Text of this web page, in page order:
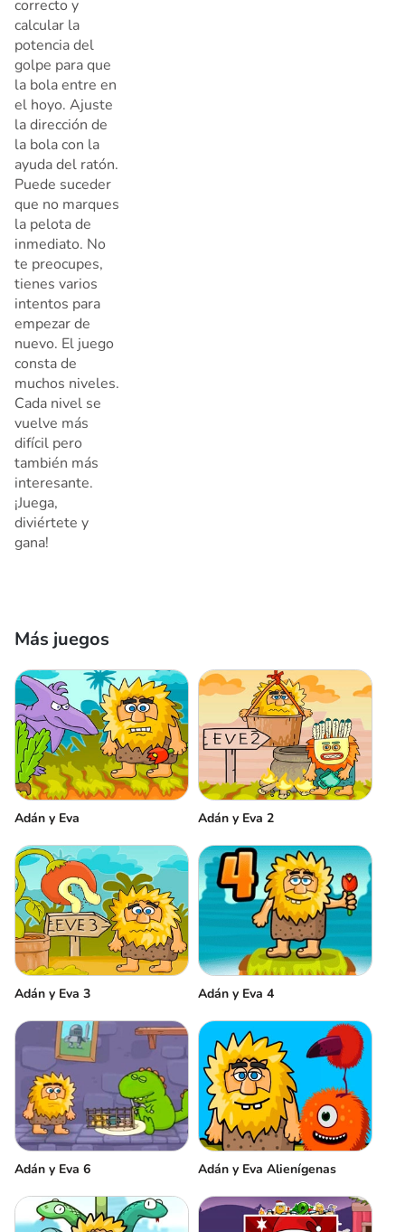
correcto y
calcular la
potencia del
golpe para que
la bola entre en
el hoyo. Ajuste
la dirección de
la bola con la
ayuda del ratón.
Puede suceder
que no marques
la pelota de
inmediato. No
te preocupes,
tienes varios
intentos para
empezar de
nuevo. El juego
consta de
muchos niveles.
Cada nivel se
vuelve más
difícil pero
también más
interesante.
¡Juega,
diviértete y
gana!
Más juegos
Adán y Eva Adán y Eva 2
Adán y Eva 3 Adán y Eva 4
Adán y Eva 6 Adán y Eva Alienígenas